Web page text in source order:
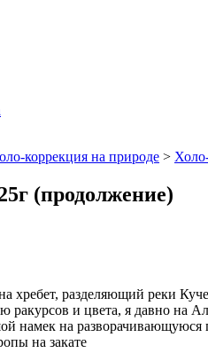
коррекция на природе >
(продолжение)
хребет, разделяющий реки
ракурсов и цвета, я давно
намек на
на закате